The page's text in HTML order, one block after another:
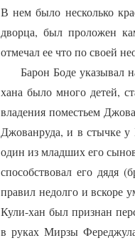
В нем было несколько
дворца, был проложен
отмечал ее что по своей
Барон Боде указывал
хана было много детей,
владения поместьем
Джованруда, и в стычке у
один из младших его
способствовал его дядя
правил недолго и вскоре
Кули-хан был признан
в руках Мирзы